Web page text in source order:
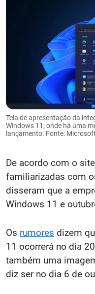
Tela de apresentação da
Windows 11, onde há uma
lançamento. Fonte: Microsoft
De acordo com o site
familiarizadas com
disseram que a
Windows 11 e
Os rumores dizem
11 ocorrerá no dia
também uma
diz ser no dia 6 de